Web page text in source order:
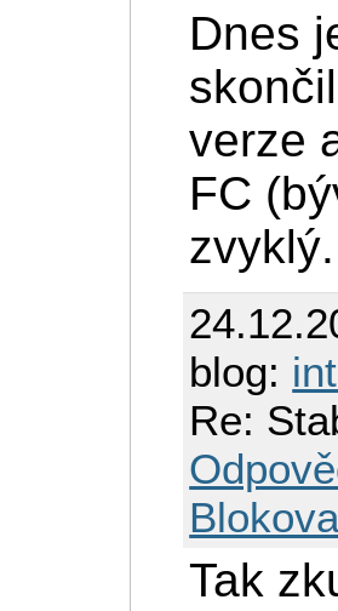
Dnes
verze
FC
zvyklý.
blog:
Re:
Tak